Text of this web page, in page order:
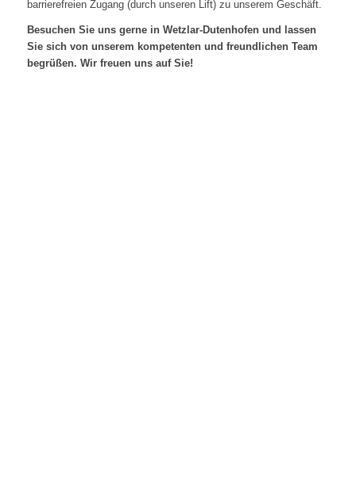
barrierefreien Zugang (durch unseren Lift) zu unserem Geschäft.
Besuchen Sie uns gerne in Wetzlar-Dutenhofen und lassen
Sie sich von unserem kompetenten und freundlichen Team
begrüßen. Wir freuen uns auf Sie!